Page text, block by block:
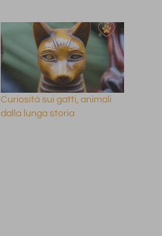
Curiosità sui gatti, animali
dalla lunga storia